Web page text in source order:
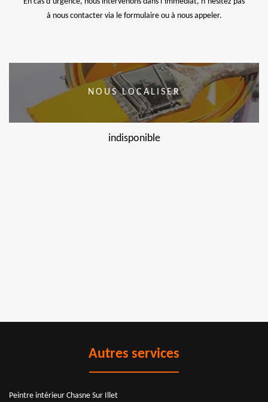
à nous contacter via le formulaire ou à nous appeler.
NOUS LOCALISER
indisponible
Autres services
Peintre intérieur Chasne Sur Illet